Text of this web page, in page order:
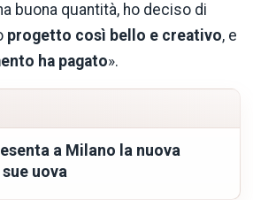
buona quantità, ho deciso di
progetto così bello e creativo, e
ha pagato».
a Milano la nuova
uova